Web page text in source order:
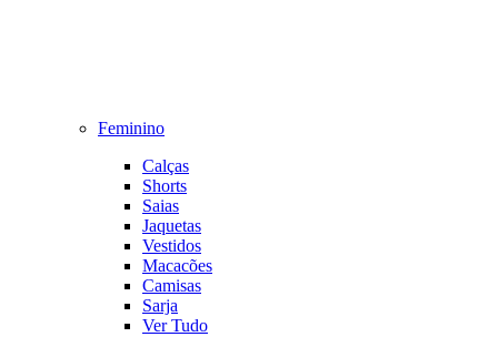
Feminino
Calças
Shorts
Saias
Jaquetas
Vestidos
Macacões
Camisas
Sarja
Ver Tudo